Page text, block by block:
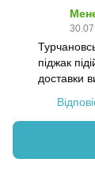
піджак
доставки